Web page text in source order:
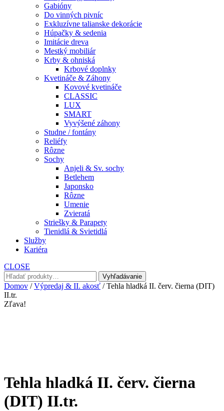
Gabióny
Do vinných pivníc
Exkluzívne talianske dekorácie
Húpačky & sedenia
Imitácie dreva
Mestký mobiliár
Krby & ohniská
Krbové doplnky
Kvetináče & Záhony
Kovové kvetináče
CLASSIC
LUX
SMART
Vyvýšené záhony
Studne / fontány
Reliéfy
Rôzne
Sochy
Anjeli & Sv. sochy
Betlehem
Japonsko
Rôzne
Umenie
Zvieratá
Striešky & Parapety
Tienidlá & Svietidlá
Služby
Kariéra
CLOSE
Hľadať:
Vyhľadávanie
Domov /Výpredaj & II. akosť / Tehla hladká II. červ. čierna (DIT)
II.tr.
Zľava!
Tehla hladká II. červ. čierna
(DIT) II.tr.